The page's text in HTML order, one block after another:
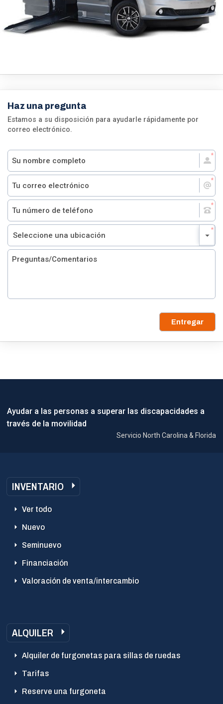
Haz una pregunta
Estamos a su disposición para ayudarle rápidamente por
correo electrónico.
Entregar
Ayudar a las personas a superar las discapacidades a
través de la movilidad
Servicio North Carolina & Florida
INVENTARIO
Ver todo
Nuevo
Seminuevo
Financiación
Valoración de venta/intercambio
ALQUILER
Alquiler de furgonetas para sillas de ruedas
Tarifas
Reserve una furgoneta